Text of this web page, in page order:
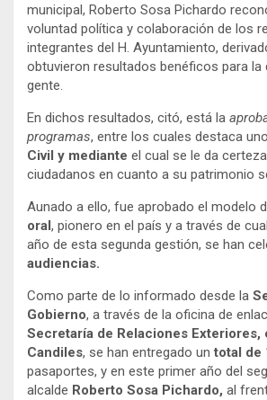
municipal, Roberto Sosa Pichardo
voluntad política y colaboración de los
integrantes del H. Ayuntamiento,
obtuvieron resultados benéficos para la
gente.
En dichos resultados, citó, está la
programas, entre los cuales destaca
Civil y mediante el cual se le da
ciudadanos en cuanto a su patrimonio
Aunado a ello, fue aprobado el modelo d
oral, pionero en el país y a través de
año de esta segunda gestión, se han
audiencias.
Como parte de lo informado desde la
Gobierno, a través de la oficina de
Secretaría de Relaciones Exteriores,
Candiles, se han entregado untotal de
pasaportes, y en este primer año del
alcalde Roberto Sosa Pichardo, al